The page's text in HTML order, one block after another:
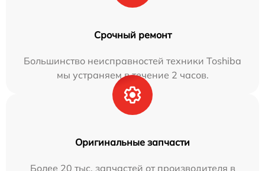
Срочный ремонт
Большинство неисправностей техники Toshiba
мы устраняем в течение 2 часов.
Оригинальные запчасти
Более 20 тыс. запчастей от производителя в